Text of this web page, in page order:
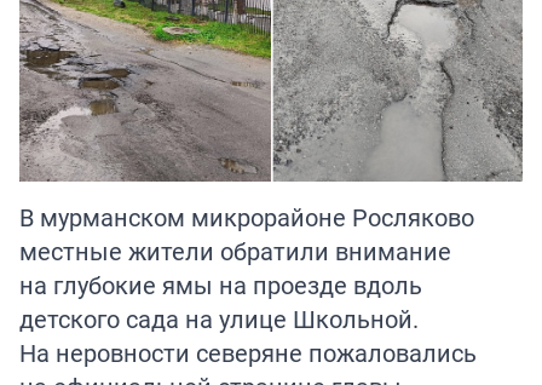
В мурманском микрорайоне Росляково
местные жители обратили внимание
на глубокие ямы на проезде вдоль
детского сада на улице Школьной.
На неровности северяне пожаловались